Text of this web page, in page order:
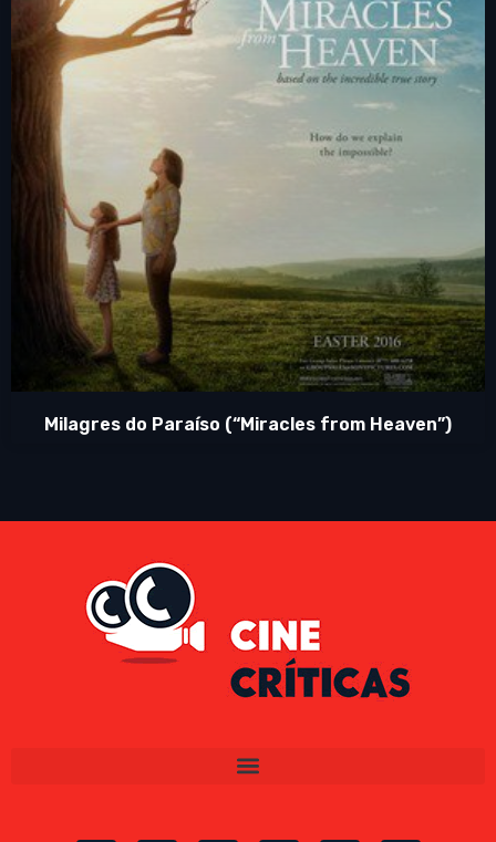
Milagres do Paraíso (“Miracles from Heaven”)